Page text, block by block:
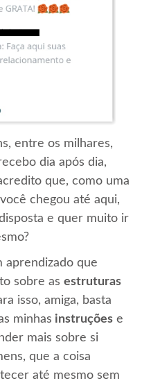
entre os milhares,
dia após dia,
que, como uma
chegou até aqui,
e quer muito ir
aprendizado que
sobre asestruturas
isso, amiga, basta
minhas instruções e
mais sobre si
que a coisa
até mesmo sem